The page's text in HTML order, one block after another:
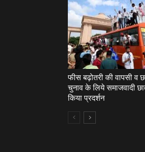
फीस बढ़ोतरी की वापसी व
चुनाव के लिये समाजवादी
किया प्रदर्शन